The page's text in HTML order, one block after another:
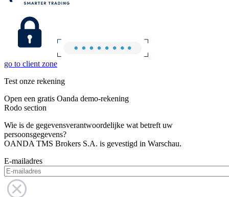
go to client zone
Test onze rekening
Open een gratis Oanda demo-rekening
Rodo section
Wie is de gegevensverantwoordelijke wat betreft uw
persoonsgegevens?
OANDA TMS Brokers S.A. is gevestigd in Warschau.
E-mailadres